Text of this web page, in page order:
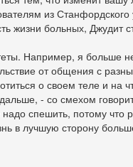
из Станфордского
жизни больных, Джудит
Например, я больше
от общения с
о своем теле и на
- со смехом
спешить, потому что
в лучшую сторону